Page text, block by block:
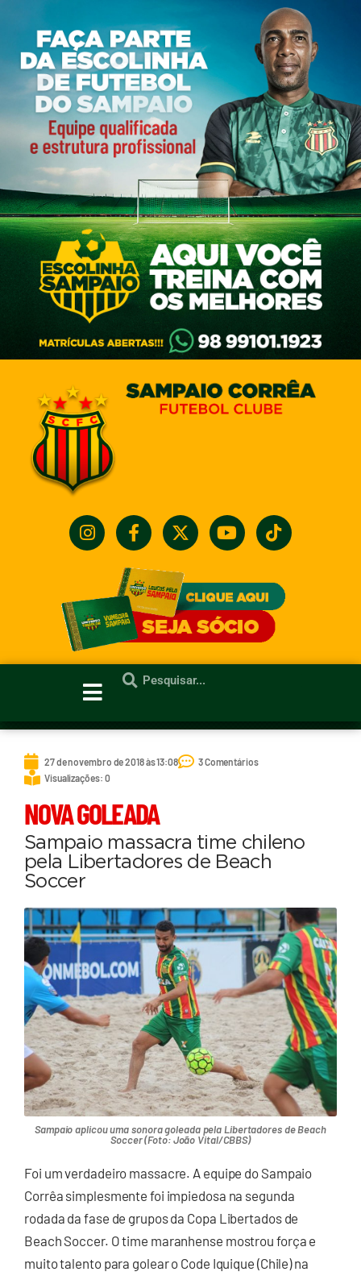
27 de novembro de 2018 às 13:08
3 Comentários
Visualizações: 0
NOVA GOLEADA
Sampaio massacra time chileno
pela Libertadores de Beach
Soccer
Sampaio aplicou uma sonora goleada pela Libertadores de Beach
Soccer (Foto: João Vital/CBBS)
Foi um verdadeiro massacre. A equipe do Sampaio
Corrêa simplesmente foi impiedosa na segunda
rodada da fase de grupos da Copa Libertados de
Beach Soccer. O time maranhense mostrou força e
muito talento para golear o Code Iquique (Chile) na